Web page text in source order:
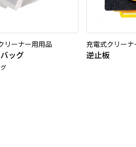
リーナー用用品
ッグ
充電式クリー
逆止板